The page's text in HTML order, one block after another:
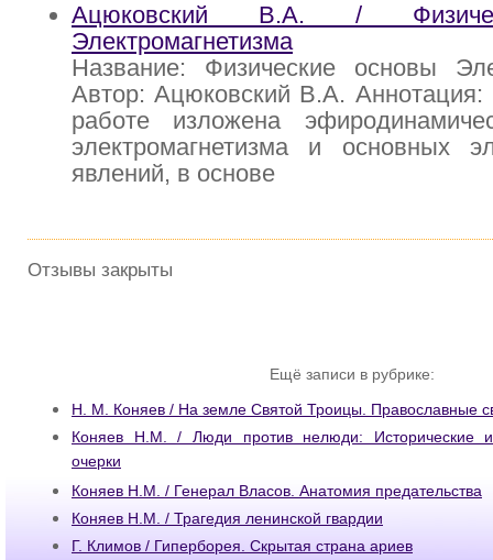
Ацюковский В.А. /
Электромагнетизма
Название: Физические основы
Автор: Ацюковский В.А. Аннотация:
работе изложена
электромагнетизма и основных
явлений, в основе
Отзывы закрыты
Ещё записи в рубрике:
Н. М. Коняев / На земле Святой Троицы. Православные
Коняев Н.М. / Люди против нелюди: Исторические и
очерки
Коняев Н.М. / Генерал Власов. Анатомия предательства
Коняев Н.М. / Трагедия ленинской гвардии
Г. Климов / Гиперборея. Скрытая страна ариев